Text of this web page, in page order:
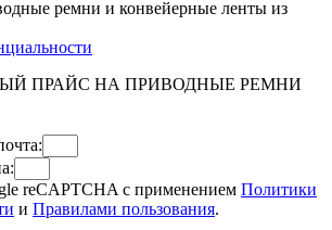
ремни и конвейерные ленты из
ПРАЙС НА ПРИВОДНЫЕ РЕМНИ
reCAPTCHA с применением Политики
и Правилами пользования.